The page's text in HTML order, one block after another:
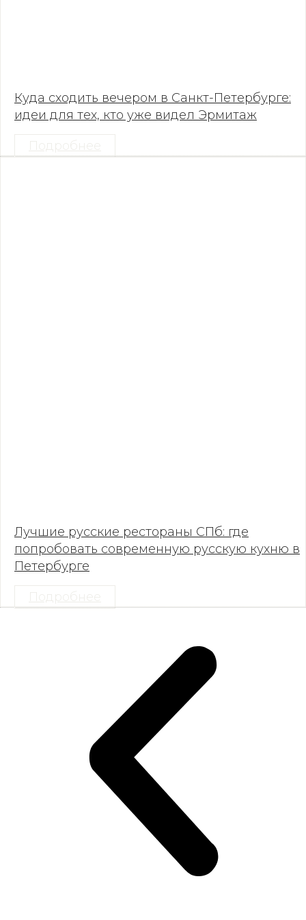
Куда сходить вечером в Санкт-Петербурге:
идеи для тех, кто уже видел Эрмитаж
Подробнее
Лучшие русские рестораны СПб: где
попробовать современную русскую кухню в
Петербурге
Подробнее